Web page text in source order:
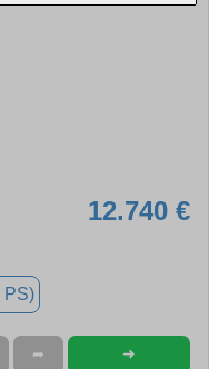
12.740 €
PS)
➦ ➜